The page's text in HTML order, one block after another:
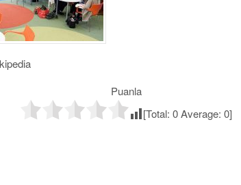
Puanla
[Total:0Average:0]